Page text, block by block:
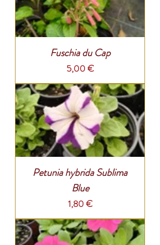
Fuschia du Cap
Prix
5,00 €
Petunia hybrida Sublima
Blue
Prix
1,80 €